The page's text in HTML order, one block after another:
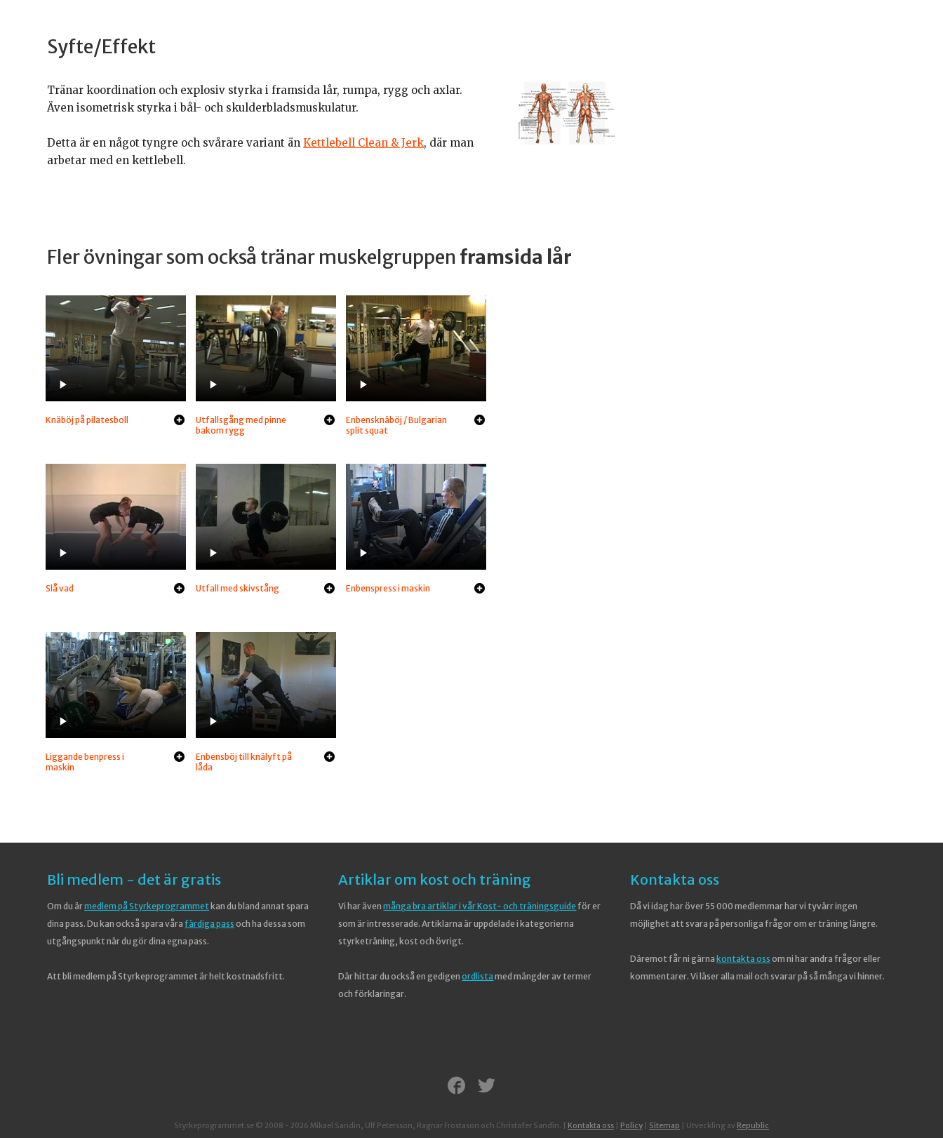
Syfte/Effekt
Tränar koordination och explosiv styrka i framsida lår, rumpa, rygg och axlar.
Även isometrisk styrka i bål- och skulderbladsmuskulatur.
Detta är en något tyngre och svårare variant änKettlebell Clean & Jerk, där man
arbetar med en kettlebell.
Fler övningar som också tränar muskelgruppen framsida lår
Knäböj på pilatesboll
Utfallsgång med pinne
bakom rygg
Enbensknäböj / Bulgarian
split squat
Slå vad Utfall med skivstång Enbenspress i maskin
Liggande benpress i
maskin
Enbensböj till knälyft på
låda
Bli medlem - det är gratis
Om du ärmedlem på Styrkeprogrammetkan du bland annat spara
dina pass. Du kan också spara vårafärdiga pass och ha dessa som
utgångspunkt när du gör dina egna pass.
Att bli medlem på Styrkeprogrammet är helt kostnadsfritt.
Artiklar om kost och träning
Vi har ävenmånga bra artiklar i vår Kost- och träningsguideför er
som är intresserade. Artiklarna är uppdelade i kategorierna
styrketräning, kost och övrigt.
Där hittar du också en gedigenordlista med mängder av termer
och förklaringar.
Kontakta oss
Då vi idag har över 55 000 medlemmar har vi tyvärr ingen
möjlighet att svara på personliga frågor om er träning längre.
Däremot får ni gärna kontakta oss om ni har andra frågor eller
kommentarer. Vi läser alla mail och svarar på så många vi hinner.
Styrkeprogrammet.se © 2008 - 2026 Mikael Sandin, Ulf Petersson, Ragnar Frostason och Christofer Sandin. Kontakta oss Policy Sitemap | Utveckling av Republic